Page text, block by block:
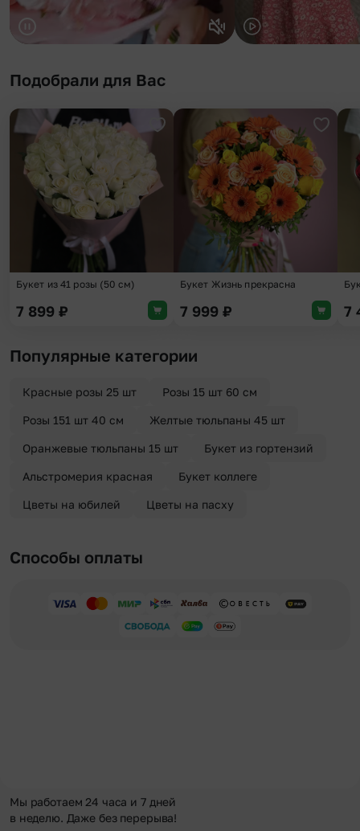
Подобрали для Вас
Добавить в избранное
Букет из 41 розы (50 см)
7 899 ₽
Букет Жизнь прекрасна
7 999 ₽ 7
Популярные категории
Красные розы 25 шт Розы 15 шт 60 см
Розы 151 шт 40 см Желтые тюльпаны 45 шт
Оранжевые тюльпаны 15 шт Букет из гортензий
Альстромерия красная Букет коллеге
Цветы на юбилей Цветы на пасху
Способы оплаты
Мы работаем 24 часа и 7 дней
в неделю. Даже без перерыва!